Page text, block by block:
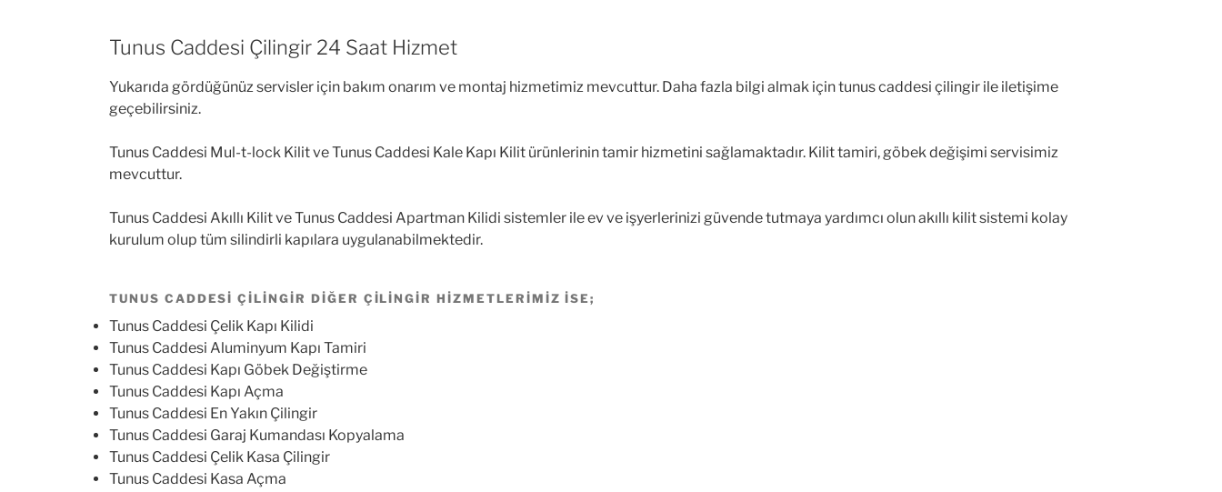
Tunus Caddesi Çilingir 24 Saat Hizmet
Yukarıda gördüğünüz servisler için bakım onarım ve montaj hizmetimiz mevcuttur. Daha fazla bilgi almak için tunus caddesi çilingir ile iletişime
geçebilirsiniz.
Tunus Caddesi Mul-t-lock Kilit ve Tunus Caddesi Kale Kapı Kilit ürünlerinin tamir hizmetini sağlamaktadır. Kilit tamiri, göbek değişimi servisimiz
mevcuttur.
Tunus Caddesi Akıllı Kilit ve Tunus Caddesi Apartman Kilidi sistemler ile ev ve işyerlerinizi güvende tutmaya yardımcı olun akıllı kilit sistemi kolay
kurulum olup tüm silindirli kapılara uygulanabilmektedir.
TUNUS CADDESI ÇILINGIR DIĞER ÇILINGIR HIZMETLERIMIZ ISE;
Tunus Caddesi Çelik Kapı Kilidi
Tunus Caddesi Aluminyum Kapı Tamiri
Tunus Caddesi Kapı Göbek Değiştirme
Tunus Caddesi Kapı Açma
Tunus Caddesi En Yakın Çilingir
Tunus Caddesi Garaj Kumandası Kopyalama
Tunus Caddesi Çelik Kasa Çilingir
Tunus Caddesi Kasa Açma